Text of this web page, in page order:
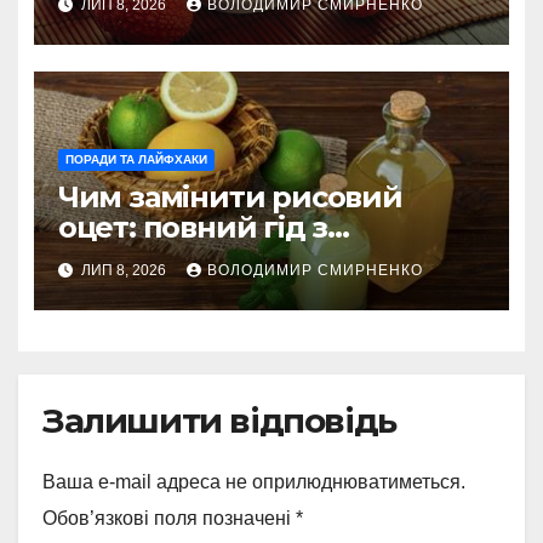
ЛИП 8, 2026 ВОЛОДИМИР СМИРНЕНКО
ПОРАДИ ТА ЛАЙФХАКИ
Чим замінити рисовий
оцет: повний гід з
альтернативами
ЛИП 8, 2026 ВОЛОДИМИР СМИРНЕНКО
Залишити відповідь
Ваша e-mail адреса не оприлюднюватиметься.
Обов’язкові поля позначені *